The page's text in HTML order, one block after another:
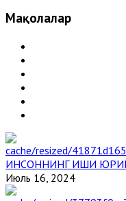
Мақолалар
ИНСОННИНГ ИШИ
Июль 16, 2024